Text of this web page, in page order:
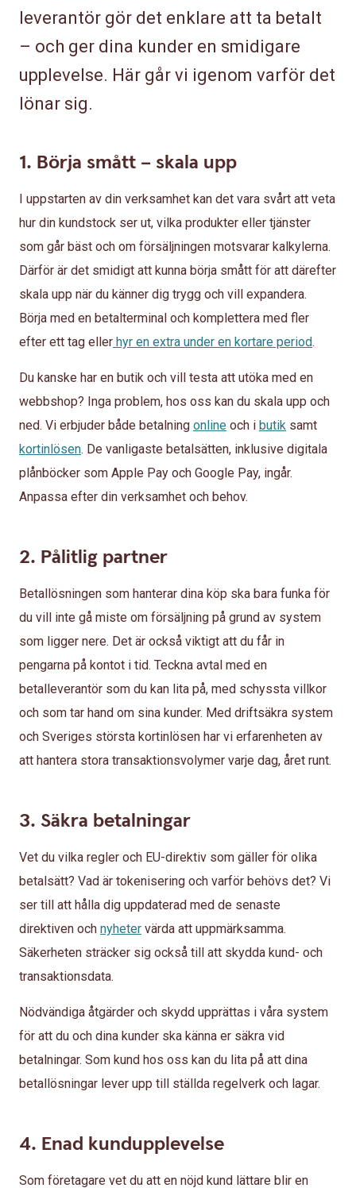
leverantör gör det enklare att ta betalt
– och ger dina kunder en smidigare
upplevelse. Här går vi igenom varför det
lönar sig.
1. Börja smått – skala upp
I uppstarten av din verksamhet kan det vara svårt att veta
hur din kundstock ser ut, vilka produkter eller tjänster
som går bäst och om försäljningen motsvarar kalkylerna.
Därför är det smidigt att kunna börja smått för att därefter
skala upp när du känner dig trygg och vill expandera.
Börja med en betalterminal och komplettera med fler
efter ett tag eller hyr en extra under en kortare period.
Du kanske har en butik och vill testa att utöka med en
webbshop? Inga problem, hos oss kan du skala upp och
ned. Vi erbjuder både betalning online och i butik samt
kortinlösen. De vanligaste betalsätten, inklusive digitala
plånböcker som Apple Pay och Google Pay, ingår.
Anpassa efter din verksamhet och behov.
2. Pålitlig partner
Betallösningen som hanterar dina köp ska bara funka för
du vill inte gå miste om försäljning på grund av system
som ligger nere. Det är också viktigt att du får in
pengarna på kontot i tid. Teckna avtal med en
betalleverantör som du kan lita på, med schyssta villkor
och som tar hand om sina kunder. Med driftsäkra system
och Sveriges största kortinlösen har vi erfarenheten av
att hantera stora transaktionsvolymer varje dag, året runt.
3. Säkra betalningar
Vet du vilka regler och EU-direktiv som gäller för olika
betalsätt? Vad är tokenisering och varför behövs det? Vi
ser till att hålla dig uppdaterad med de senaste
direktiven och nyheter värda att uppmärksamma.
Säkerheten sträcker sig också till att skydda kund- och
transaktionsdata.
Nödvändiga åtgärder och skydd upprättas i våra system
för att du och dina kunder ska känna er säkra vid
betalningar. Som kund hos oss kan du lita på att dina
betallösningar lever upp till ställda regelverk och lagar.
4. Enad kundupplevelse
Som företagare vet du att en nöjd kund lättare blir en